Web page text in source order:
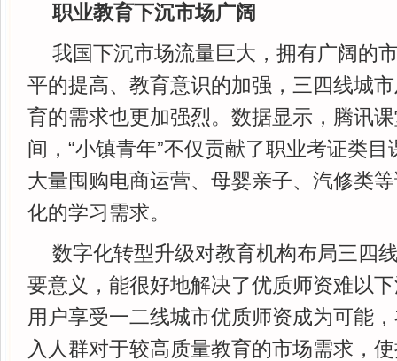
职业教育下沉市场广阔
我国下沉市场流量巨大，拥有广阔的
平的提高、教育意识的加强，三四线城
育的需求也更加强烈。数据显示，腾讯
间，“小镇青年”不仅贡献了职业考证类
大量囤购电商运营、母婴亲子、汽修类
化的学习需求。
数字化转型升级对教育机构布局三四
要意义，能很好地解决了优质师资难以
用户享受一二线城市优质师资成为可能
入人群对于较高质量教育的市场需求，